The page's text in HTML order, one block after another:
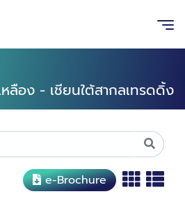
ลือง - เชียนใต้สากลเทรดดิ้ง
e-Brochure